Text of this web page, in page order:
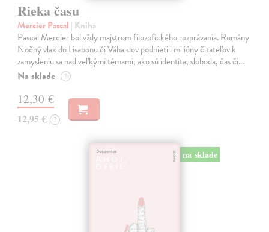
Rieka času
Mercier Pascal | Kniha
Pascal Mercier bol vždy majstrom filozofického rozprávania. Romány
Nočný vlak do Lisabonu či Váha slov podnietili milióny čitateľov k
zamysleniu sa nad veľkými témami, ako sú identita, sloboda, čas či…
Na sklade ?
12,30 €
12,95 € ?
na sklade